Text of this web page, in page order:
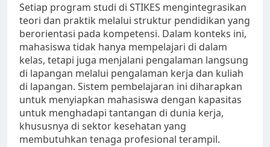
Setiap program studi di STIKES mengintegrasikan
teori dan praktik melalui struktur pendidikan yang
berorientasi pada kompetensi. Dalam konteks ini,
mahasiswa tidak hanya mempelajari di dalam
kelas, tetapi juga menjalani pengalaman langsung
di lapangan melalui pengalaman kerja dan kuliah
di lapangan. Sistem pembelajaran ini diharapkan
untuk menyiapkan mahasiswa dengan kapasitas
untuk menghadapi tantangan di dunia kerja,
khususnya di sektor kesehatan yang
membutuhkan tenaga profesional terampil.